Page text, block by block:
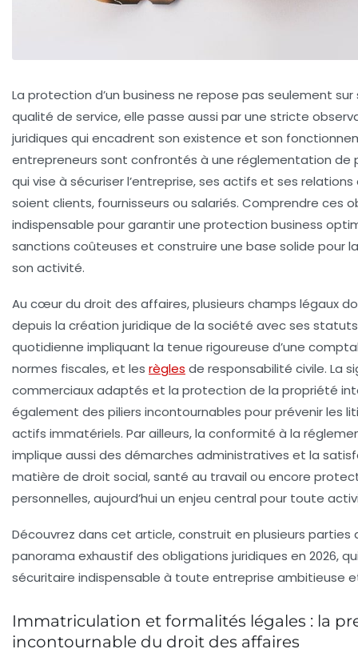
La protection d’un business ne repose pas seulement
qualité de service, elle passe aussi par une stricte
juridiques qui encadrent son existence et son
entrepreneurs sont confrontés à une réglementation de
qui vise à sécuriser l’entreprise, ses actifs et ses relations
soient clients, fournisseurs ou salariés. Comprendre ces
indispensable pour garantir une protection business
sanctions coûteuses et construire une base solide pour
son activité.
Au cœur du droit des affaires, plusieurs champs légaux
depuis la création juridique de la société avec ses
quotidienne impliquant la tenue rigoureuse d’une
normes fiscales, et les règles de responsabilité civile. La
commerciauxadaptés et la protection de la propriété
également des piliers incontournables pour prévenir les
actifs immatériels. Par ailleurs, la conformité à la
implique aussi des démarches administratives et la
matière de droit social, santé au travail ou encore
personnelles, aujourd’hui un enjeu central pour toute
Découvrez dans cet article, construit en plusieurs parties
panorama exhaustif des obligations juridiques en 2026,
sécuritaire indispensable à toute entreprise ambitieuse
Immatriculation et formalités légales : la
incontournable du droit des affaires